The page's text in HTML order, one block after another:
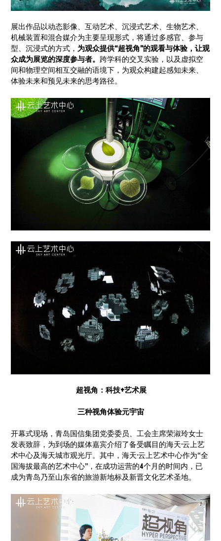
展出作品以动态影像、互动艺术、沉浸式艺术、生物艺术、
机械装置和混合媒介为主要呈现形式，将通过多感官、参与
型、沉浸式的方式， 为观众提供“超视角”的观看与体验，让观
众成为展览的深度参与者。 跨学科的交叉实验，以及虚拟空
间和物理空间相互交融的语境下，为观众构建起感知未来、
体验未来和预见未来的思考路径。
超视角：科技+艺术展
三种视角体验元宇宙
开幕式现场，青岛国信集团党委委员、工会主席荣淑玲女士
发表致辞，为到场的媒体嘉宾介绍了备受瞩目的海天·云上艺
术中心及海天城市观光厅。其中，海天·云上艺术中心作为“全
国海拔最高的艺术中心”，在成功运营的4个月的时间内，已
成为青岛乃至山东省的旅游新地标及新晋文化艺术圣地。